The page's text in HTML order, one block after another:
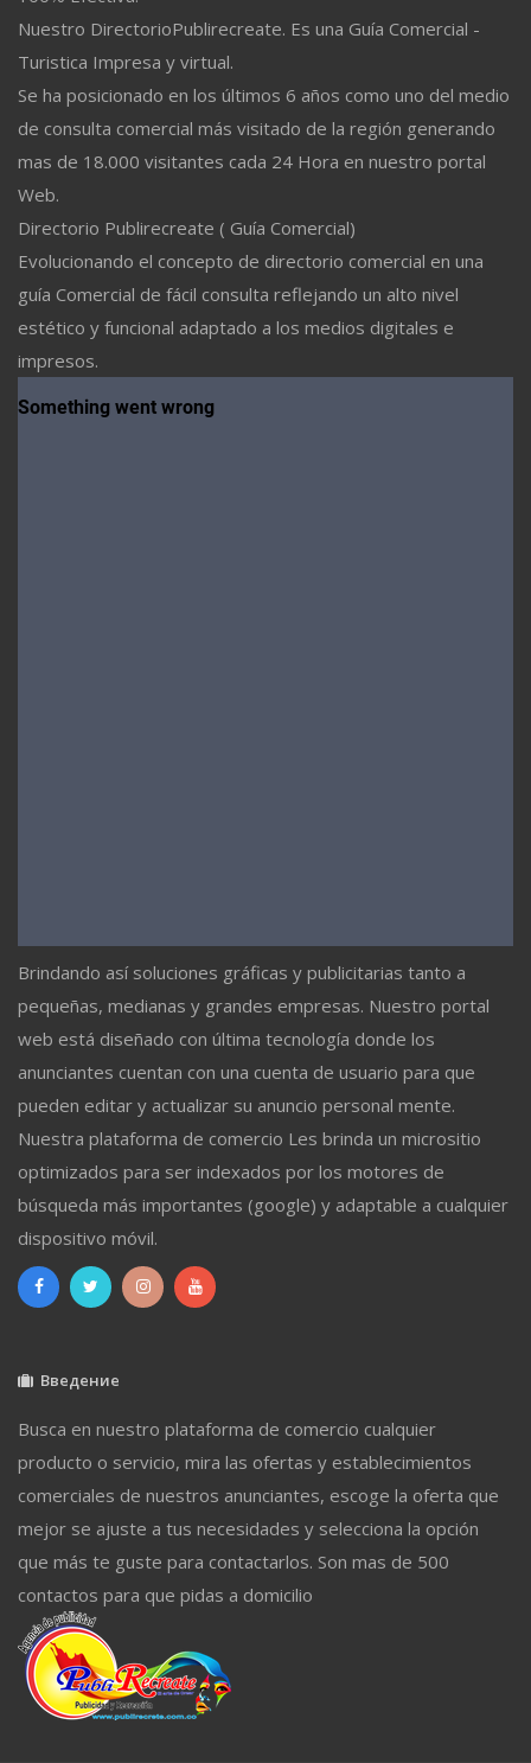
Nuestro DirectorioPublirecreate. Es una Guía Comercial -
Turistica Impresa y virtual.
Se ha posicionado en los últimos 6 años como uno del medio
de consulta comercial más visitado de la región generando
mas de 18.000 visitantes cada 24 Hora en nuestro portal
Web.
Directorio Publirecreate ( Guía Comercial)
Evolucionando el concepto de directorio comercial en una
guía Comercial de fácil consulta reflejando un alto nivel
estético y funcional adaptado a los medios digitales e
impresos.
Brindando así soluciones gráficas y publicitarias tanto a
pequeñas, medianas y grandes empresas. Nuestro portal
web está diseñado con última tecnología donde los
anunciantes cuentan con una cuenta de usuario para que
pueden editar y actualizar su anuncio personal mente.
Nuestra plataforma de comercio Les brinda un micrositio
optimizados para ser indexados por los motores de
búsqueda más importantes (google) y adaptable a cualquier
dispositivo móvil.
Введение
Busca en nuestro plataforma de comercio cualquier
producto o servicio, mira las ofertas y establecimientos
comerciales de nuestros anunciantes, escoge la oferta que
mejor se ajuste a tus necesidades y selecciona la opción
que más te guste para contactarlos. Son mas de 500
contactos para que pidas a domicilio